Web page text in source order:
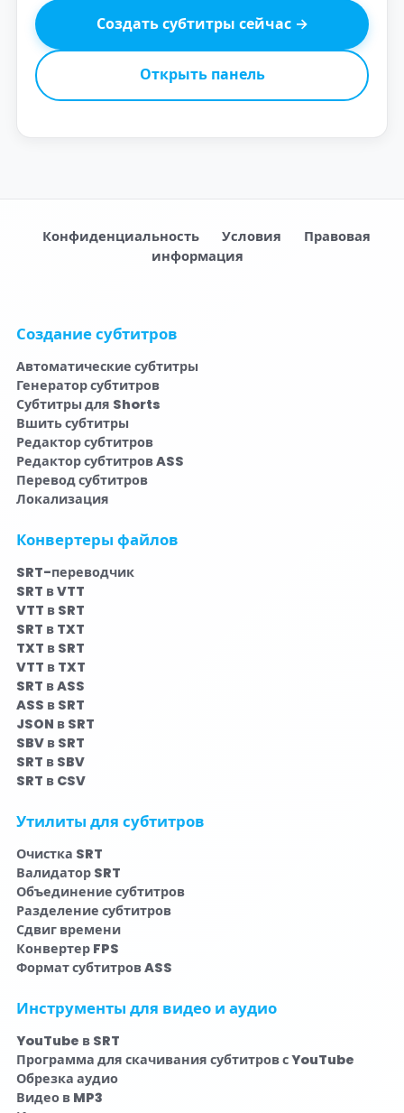
Создать субтитры сейчас →
Открыть панель
Конфиденциальность Условия
Правовая
информация
Создание субтитров
Автоматические субтитры
Генератор субтитров
Субтитры для Shorts
Вшить субтитры
Редактор субтитров
Редактор субтитров ASS
Перевод субтитров
Локализация
Конвертеры файлов
SRT-переводчик
SRT в VTT
VTT в SRT
SRT в TXT
TXT в SRT
VTT в TXT
SRT в ASS
ASS в SRT
JSON в SRT
SBV в SRT
SRT в SBV
SRT в CSV
Утилиты для субтитров
Очистка SRT
Валидатор SRT
Объединение субтитров
Разделение субтитров
Сдвиг времени
Конвертер FPS
Формат субтитров ASS
Инструменты для видео и аудио
YouTube в SRT
Программа для скачивания субтитров с YouTube
Обрезка аудио
Видео в MP3